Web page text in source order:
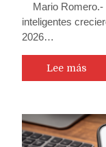
Mario Romero.-
inteligentes
2026…
Lee más